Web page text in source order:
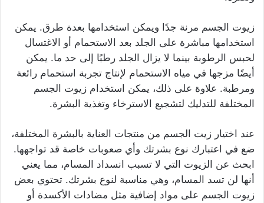
زيوت الجسم مرنة جدًا ويمكن استخدامها بعدة طرق. يمكن
استخدامها مباشرة على الجلد بعد الاستحمام أو الاغتسال
لحبس الرطوبة بينما لا يزال الجلد رطبًا إلى حد ما. يمكن
أيضًا مزجها في مياه الاستحمام لإنتاج تجربة استحمام رائعة
ومرطبة. علاوة على ذلك، يمكن استخدام زيوت الجسم
المختلفة للتدليك لتشجيع الاسترخاء وتغذية البشرة.
عند اختيار زيت الجسم من منتجات العناية بالبشرة المختلفة،
ضع في اعتبارك نوع بشرتك وأي صعوبات خاصة قد تواجهها.
ابحث عن الزيوت التي لا تسبب انسداد المسام، مما يعني
أنها لن تسد المسام، وهي مناسبة لنوع بشرتك. تحتوي بعض
زيوت الجسم على مواد إضافية مثل مضادات الأكسدة أو